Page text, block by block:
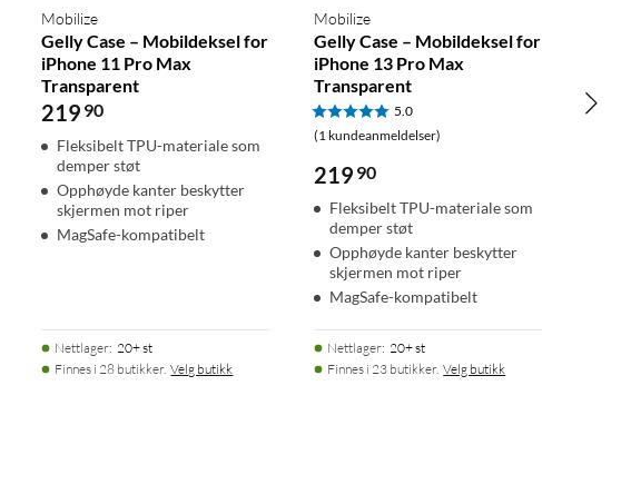
Mobilize
Gelly Case – Mobildeksel for
iPhone 11 Pro Max
Transparent
219 90
Fleksibelt TPU-materiale som
demper støt
Opphøyde kanter beskytter
skjermen mot riper
MagSafe-kompatibelt
Nettlager: 20+ st
Finnes i 28 butikker. Velg butikk
Mobilize
Gelly Case – Mobildeksel for
iPhone 13 Pro Max
Transparent
5.0
(1 kundeanmeldelser)
219 90
Fleksibelt TPU-materiale som
demper støt
Opphøyde kanter beskytter
skjermen mot riper
MagSafe-kompatibelt
Nettlager: 20+ st
Finnes i 23 butikker. Velg butikk